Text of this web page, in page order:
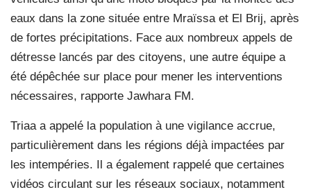
eaux dans la zone située entre Mraïssa et El Brij, après
de fortes précipitations. Face aux nombreux appels de
détresse lancés par des citoyens, une autre équipe a
été dépêchée sur place pour mener les interventions
nécessaires, rapporte Jawhara FM.
Triaa a appelé la population à une vigilance accrue,
particulièrement dans les régions déjà impactées par
les intempéries. Il a également rappelé que certaines
vidéos circulant sur les réseaux sociaux, notamment